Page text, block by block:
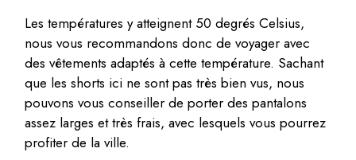
Les températures y atteignent 50 degrés Celsius,
nous vous recommandons donc de voyager avec
des vêtements adaptés à cette température. Sachant
que les shorts ici ne sont pas très bien vus, nous
pouvons vous conseiller de porter des pantalons
assez larges et très frais, avec lesquels vous pourrez
profiter de la ville.